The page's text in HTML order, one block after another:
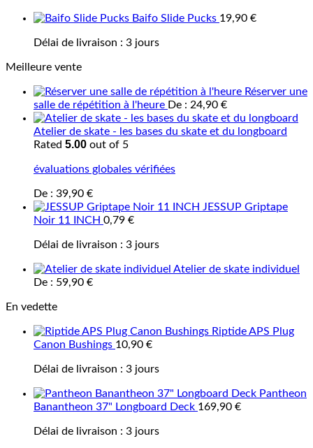
Baifo Slide Pucks 19,90 €
Délai de livraison : 3 jours
Meilleure vente
Réserver une
salle de répétition à l'heure De : 24,90 €
Atelier de skate - les bases du skate et du longboard
Rated 5.00 out of 5
évaluations globales vérifiées
De : 39,90 €
JESSUP Griptape
Noir 11 INCH 0,79 €
Délai de livraison : 3 jours
Atelier de skate individuel
De : 59,90 €
En vedette
Riptide APS Plug
Canon Bushings 10,90 €
Délai de livraison : 3 jours
Pantheon
Banantheon 37" Longboard Deck 169,90 €
Délai de livraison : 3 jours